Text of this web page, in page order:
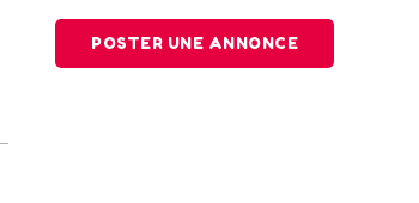
POSTER UNE ANNONCE